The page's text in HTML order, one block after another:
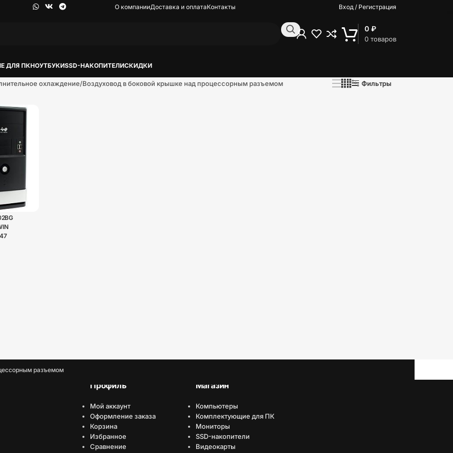
О компанииДоставка и оплатаКонтакты Вход / Регистрация
0 товаров
0 ₽
ДЛЯ ПКНОУТБУКИSSD-НАКОПИТЕЛИСКИДКИ
охлаждение Воздуховод в боковой крышке над процессорным разъемом Фильтры
разъемом
Профиль
Мой аккаунт
Оформление заказа
Корзина
Избранное
Сравнение
Магазин
Компьютеры
Комплектующие для ПК
Мониторы
SSD-накопители
Видеокарты